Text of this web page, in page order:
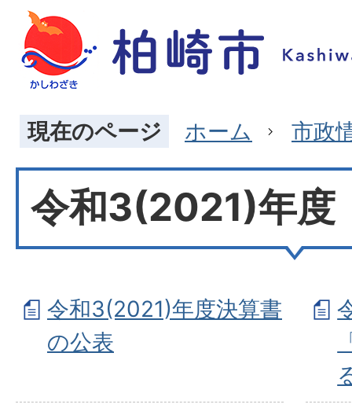
現在のページ ホーム 市政
令和3(2021)年度
令和3(2021)年度決算書
の公表